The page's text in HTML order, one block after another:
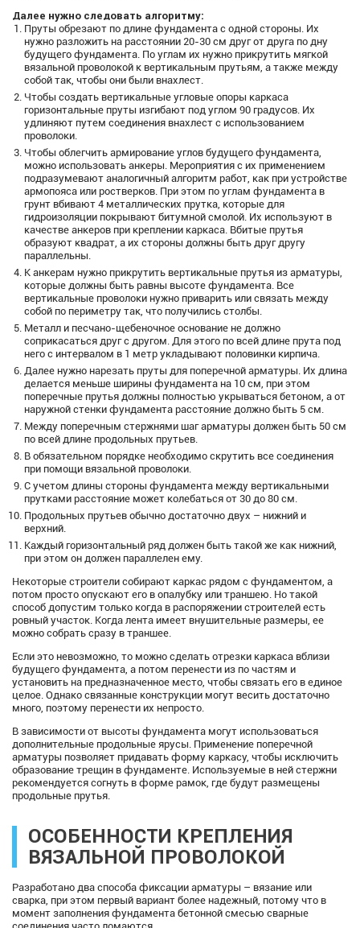
Далее нужно следовать алгоритму:
Пруты обрезают по длине фундамента с одной стороны. Их
нужно разложить на расстоянии 20-30 см друг от друга по дну
будущего фундамента. По углам их нужно прикрутить мягкой
вязальной проволокой к вертикальным прутьям, а также между
собой так, чтобы они были внахлест.
Чтобы создать вертикальные угловые опоры каркаса
горизонтальные пруты изгибают под углом 90 градусов. Их
удлиняют путем соединения внахлест с использованием
проволоки.
Чтобы облегчить армирование углов будущего фундамента,
можно использовать анкеры. Мероприятия с их применением
подразумевают аналогичный алгоритм работ, как при устройстве
армопояса или ростверков. При этом по углам фундамента в
грунт вбивают 4 металлических прутка, которые для
гидроизоляции покрывают битумной смолой. Их используют в
качестве анкеров при креплении каркаса. Вбитые прутья
образуют квадрат, а их стороны должны быть друг другу
параллельны.
К анкерам нужно прикрутить вертикальные прутья из арматуры,
которые должны быть равны высоте фундамента. Все
вертикальные проволоки нужно приварить или связать между
собой по периметру так, что получились столбы.
Металл и песчано-щебеночное основание не должно
соприкасаться друг с другом. Для этого по всей длине прута под
него с интервалом в 1 метр укладывают половинки кирпича.
Далее нужно нарезать пруты для поперечной арматуры. Их длина
делается меньше ширины фундамента на 10 см, при этом
поперечные прутья должны полностью укрываться бетоном, а от
наружной стенки фундамента расстояние должно быть 5 см.
Между поперечным стержнями шаг арматуры должен быть 50 см
по всей длине продольных прутьев.
В обязательном порядке необходимо скрутить все соединения
при помощи вязальной проволоки.
С учетом длины стороны фундамента между вертикальными
прутками расстояние может колебаться от 30 до 80 см.
Продольных прутьев обычно достаточно двух – нижний и
верхний.
Каждый горизонтальный ряд должен быть такой же как нижний,
при этом он должен параллелен ему.
Некоторые строители собирают каркас рядом с фундаментом, а
потом просто опускают его в опалубку или траншею. Но такой
способ допустим только когда в распоряжении строителей есть
ровный участок. Когда лента имеет внушительные размеры, ее
можно собрать сразу в траншее.
Если это невозможно, то можно сделать отрезки каркаса вблизи
будущего фундамента, а потом перенести из по частям и
установить на предназначенное место, чтобы связать его в единое
целое. Однако связанные конструкции могут весить достаточно
много, поэтому перенести их непросто.
В зависимости от высоты фундамента могут использоваться
дополнительные продольные ярусы. Применение поперечной
арматуры позволяет придавать форму каркасу, чтобы исключить
образование трещин в фундаменте. Используемые в ней стержни
рекомендуется согнуть в форме рамок, где будут размещены
продольные прутья.
ОСОБЕННОСТИ КРЕПЛЕНИЯ
ВЯЗАЛЬНОЙ ПРОВОЛОКОЙ
Разработано два способа фиксации арматуры – вязание или
сварка, при этом первый вариант более надежный, потому что в
момент заполнения фундамента бетонной смесью сварные